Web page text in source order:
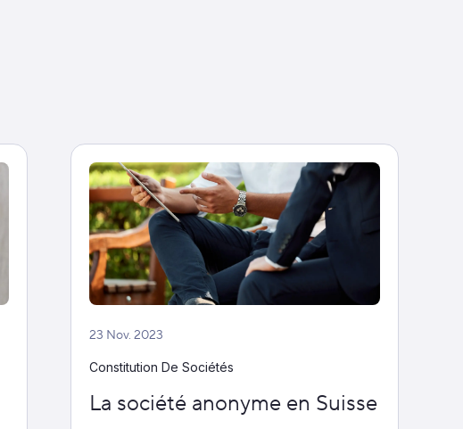
23 Nov. 2023
Constitution De Sociétés
La société anonyme en Suisse